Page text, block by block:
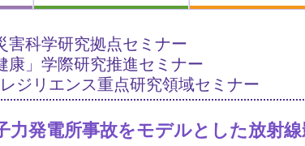
害科学研究拠点セミナー
康」学際研究推進セミナー
ジリエンス重点研究領域セミナー
力発電所事故をモデルとした放射